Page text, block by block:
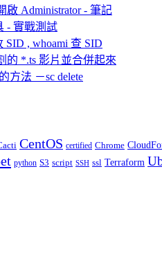
啟 Administrator - 筆記
- 實戰測試
SID , whoami 查 SID
的 *.ts 影片並合併起來
方法 －sc delete
CentOS certified Chrome
python S3 script SSH ssl Terraform